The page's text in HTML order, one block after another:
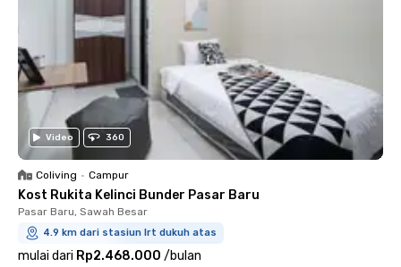
Video 360
Coliving • Campur
Kost Rukita Kelinci Bunder Pasar Baru
Pasar Baru, Sawah Besar
4.9 km dari stasiun lrt dukuh atas
mulai dari Rp2.468.000 /bulan